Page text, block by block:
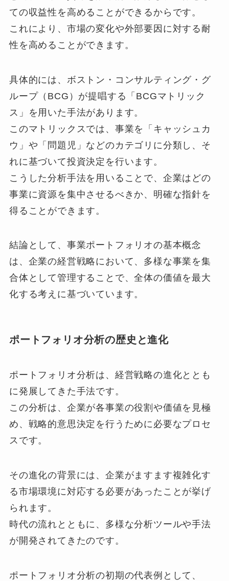
ての収益性を高めることができるからです。
これにより、市場の変化や外部要因に対する耐
性を高めることができます。
具体的には、ボストン・コンサルティング・グ
ループ（BCG）が提唱する「BCGマトリック
ス」を用いた手法があります。
このマトリックスでは、事業を「キャッシュカ
ウ」や「問題児」などのカテゴリに分類し、そ
れに基づいて投資決定を行います。
こうした分析手法を用いることで、企業はどの
事業に資源を集中させるべきか、明確な指針を
得ることができます。
結論として、事業ポートフォリオの基本概念
は、企業の経営戦略において、多様な事業を集
合体として管理することで、全体の価値を最大
化する考えに基づいています。
ポートフォリオ分析の歴史と進化
ポートフォリオ分析は、経営戦略の進化ととも
に発展してきた手法です。
この分析は、企業が各事業の役割や価値を見極
め、戦略的意思決定を行うために必要なプロセ
スです。
その進化の背景には、企業がますます複雑化す
る市場環境に対応する必要があったことが挙げ
られます。
時代の流れとともに、多様な分析ツールや手法
が開発されてきたのです。
ポートフォリオ分析の初期の代表例として、